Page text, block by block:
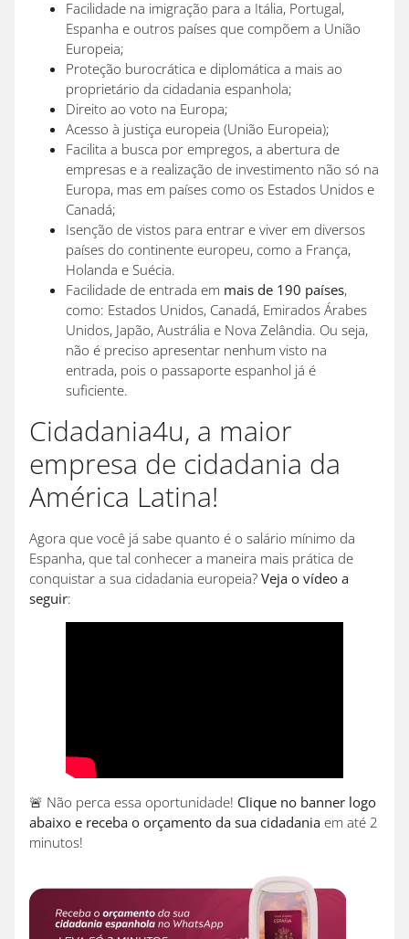
Facilidade na imigração para a Itália, Portugal,
Espanha e outros países que compõem a União
Europeia;
Proteção burocrática e diplomática a mais ao
proprietário da cidadania espanhola;
Direito ao voto na Europa;
Acesso à justiça europeia (União Europeia);
Facilita a busca por empregos, a abertura de
empresas e a realização de investimento não só na
Europa, mas em países como os Estados Unidos e
Canadá;
Isenção de vistos para entrar e viver em diversos
países do continente europeu, como a França,
Holanda e Suécia.
Facilidade de entrada em mais de 190 países,
como: Estados Unidos, Canadá, Emirados Árabes
Unidos, Japão, Austrália e Nova Zelândia. Ou seja,
não é preciso apresentar nenhum visto na
entrada, pois o passaporte espanhol já é
suficiente.
Cidadania4u, a maior
empresa de cidadania da
América Latina!
Agora que você já sabe quanto é o salário mínimo da
Espanha, que tal conhecer a maneira mais prática de
conquistar a sua cidadania europeia? Veja o vídeo a
seguir:
🚨 Não perca essa oportunidade! Clique no banner logo
abaixo e receba o orçamento da sua cidadania em até 2
minutos!